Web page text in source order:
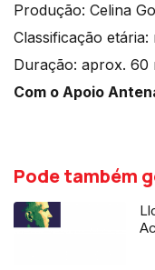
Produção: Celina
Classificação etária:
Duração: aprox. 60
Com o Apoio
Pode também